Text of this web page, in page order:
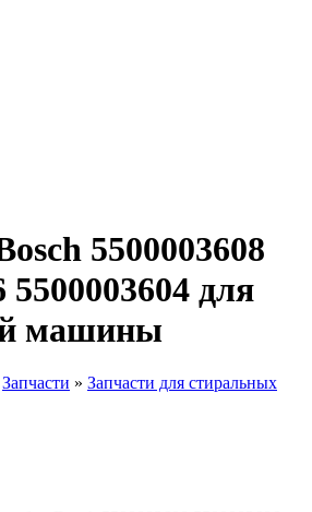
5500003608
5500003604 для
машины
Запчасти » Запчасти для стиральных